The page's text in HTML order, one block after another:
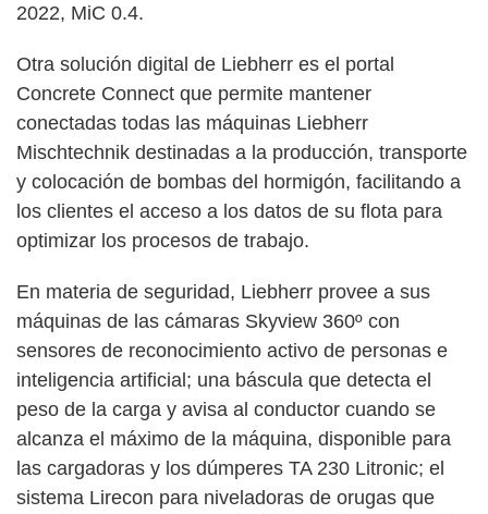
2022, MiC 0.4.
Otra solución digital de Liebherr es el portal
Concrete Connect que permite mantener
conectadas todas las máquinas Liebherr
Mischtechnik destinadas a la producción, transporte
y colocación de bombas del hormigón, facilitando a
los clientes el acceso a los datos de su flota para
optimizar los procesos de trabajo.
En materia de seguridad, Liebherr provee a sus
máquinas de las cámaras Skyview 360º con
sensores de reconocimiento activo de personas e
inteligencia artificial; una báscula que detecta el
peso de la carga y avisa al conductor cuando se
alcanza el máximo de la máquina, disponible para
las cargadoras y los dúmperes TA 230 Litronic; el
sistema Lirecon para niveladoras de orugas que